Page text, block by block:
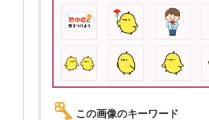
この画像のキーワード